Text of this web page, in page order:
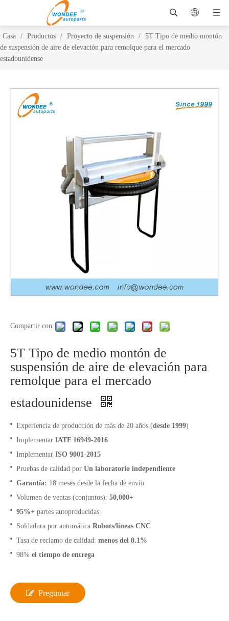
Casa / Productos / Proyecto de suspensión / 5T Tipo de medio montón
de suspensión de aire de elevación para remolque para el mercado
estadounidense
Compartir con:
5T Tipo de medio montón de
suspensión de aire de elevación para
remolque para el mercado
estadounidense
Experiencia de producción de más de 20 años (desde 1999)
Implementar IATF 16949-2016
Implementar ISO 9001-2015
Pruebas de calidad por Un laboratorio independiente
Garantía: 18 meses desde la fecha de envío
Volumen de ventas (conjuntos): 50,000+
95%+ partes autoproducidas
Soldadura por automática Robots/líneas CNC
Tasa de reclamo de calidad: menos del 0.1%
98% el tiempo de entrega
Preguntar